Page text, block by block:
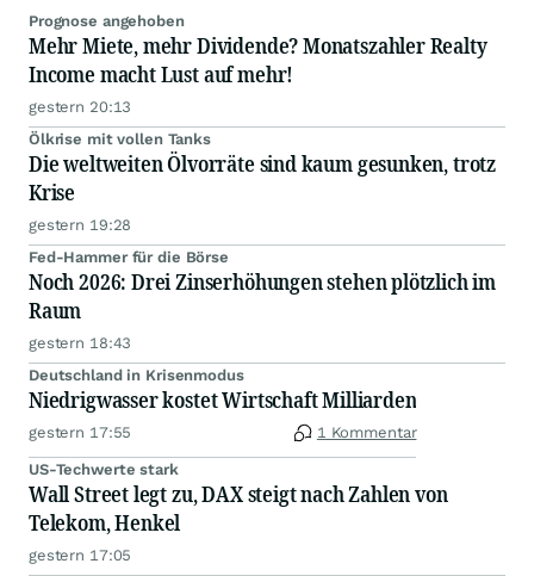
Prognose angehoben
Mehr Miete, mehr Dividende? Monatszahler Realty
Income macht Lust auf mehr!
gestern 20:13
Ölkrise mit vollen Tanks
Die weltweiten Ölvorräte sind kaum gesunken, trotz
Krise
gestern 19:28
Fed-Hammer für die Börse
Noch 2026: Drei Zinserhöhungen stehen plötzlich im
Raum
gestern 18:43
Deutschland in Krisenmodus
Niedrigwasser kostet Wirtschaft Milliarden
gestern 17:55 1 Kommentar
US-Techwerte stark
Wall Street legt zu, DAX steigt nach Zahlen von
Telekom, Henkel
gestern 17:05